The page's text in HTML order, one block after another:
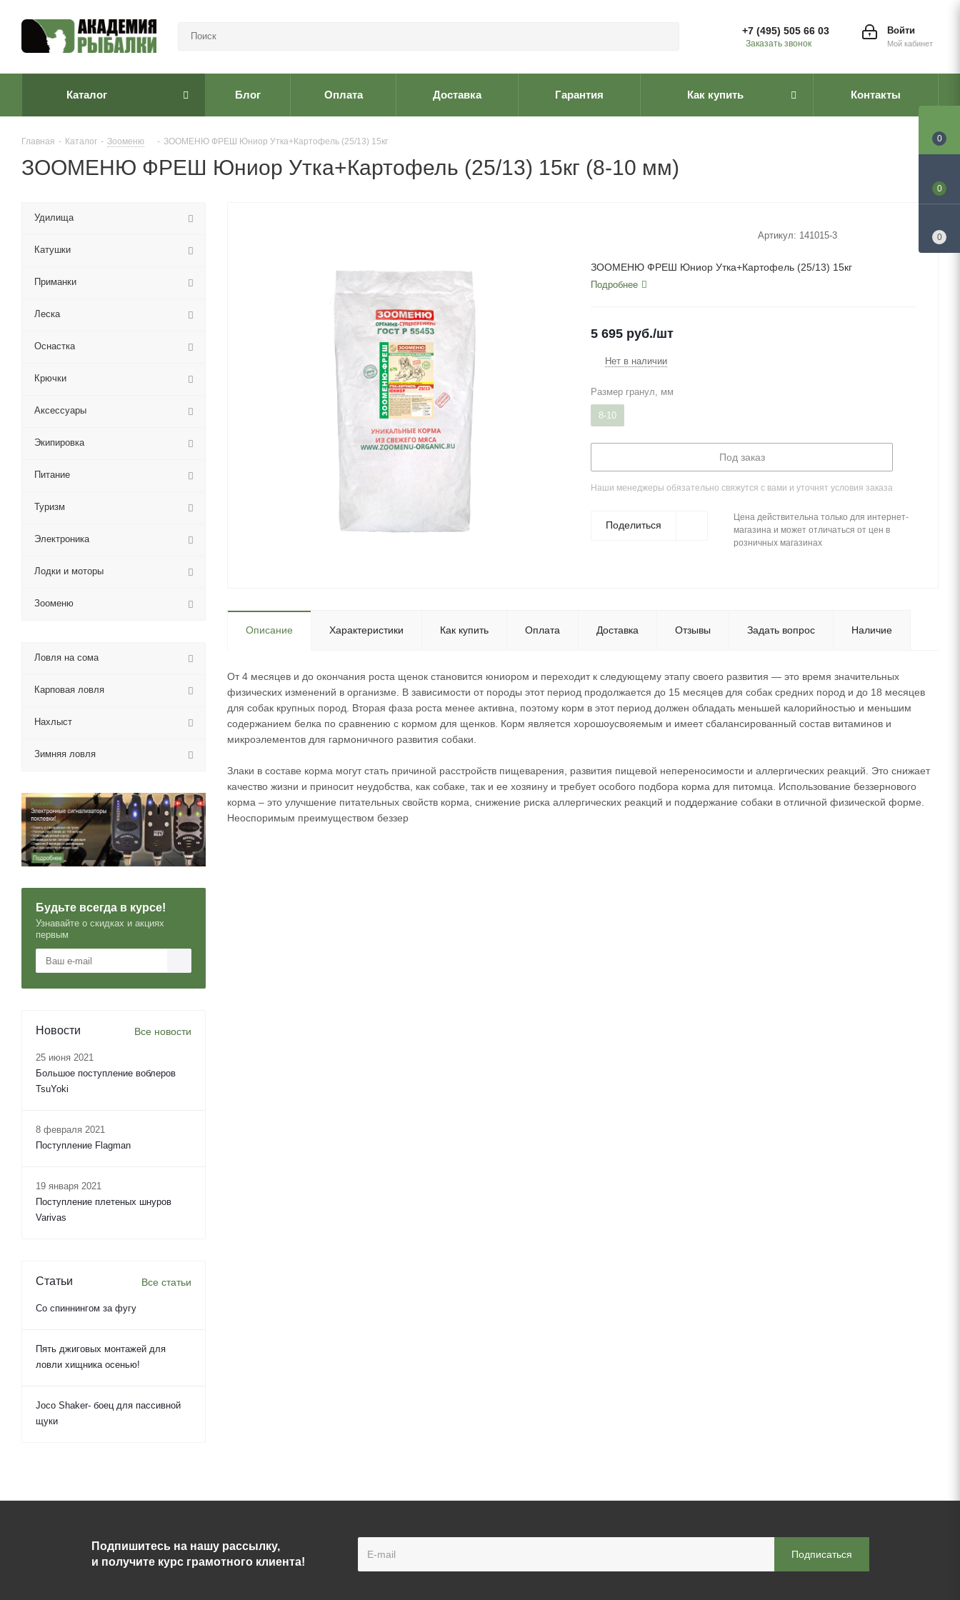
Войти
Мой кабинет
+7 (495) 505 66 03
Заказать звонок
Каталог Блог Оплата Доставка Гарантия Как купить Контакты
Главная - Каталог - Зооменю - ЗООМЕНЮ ФРЕШ Юниор Утка+Картофель (25/13) 15кг
ЗООМЕНЮ ФРЕШ Юниор Утка+Картофель (25/13) 15кг (8-10 мм)
Артикул: 141015-3
ЗООМЕНЮ ФРЕШ Юниор Утка+Картофель (25/13) 15кг
Подробнее
5 695 руб./шт
Нет в наличии
Размер гранул, мм
8-10
Под заказ
Наши менеджеры обязательно свяжутся с вами и уточнят условия заказа
Поделиться
Цена действительна только для интернет-
магазина и может отличаться от цен в
розничных магазинах
Описание Характеристики Как купить Оплата Доставка Отзывы Задать вопрос Наличие
От 4 месяцев и до окончания роста щенок становится юниором и переходит к следующему этапу своего развития — это время значительных
физических изменений в организме. В зависимости от породы этот период продолжается до 15 месяцев для собак средних пород и до 18 месяцев
для собак крупных пород. Вторая фаза роста менее активна, поэтому корм в этот период должен обладать меньшей калорийностью и меньшим
содержанием белка по сравнению с кормом для щенков. Корм является хорошоусвояемым и имеет сбалансированный состав витаминов и
микроэлементов для гармоничного развития собаки.
Злаки в составе корма могут стать причиной расстройств пищеварения, развития пищевой непереносимости и аллергических реакций. Это снижает
качество жизни и приносит неудобства, как собаке, так и ее хозяину и требует особого подбора корма для питомца. Использование беззернового
корма – это улучшение питательных свойств корма, снижение риска аллергических реакций и поддержание собаки в отличной физической форме.
Неоспоримым преимуществом беззер
Удилища
Катушки
Приманки
Леска
Оснастка
Крючки
Аксессуары
Экипировка
Питание
Туризм
Электроника
Лодки и моторы
Зооменю
Ловля на сома
Карповая ловля
Нахлыст
Зимняя ловля
Будьте всегда в курсе!
Узнавайте о скидках и акциях
первым
Новости Все новости
25 июня 2021
Большое поступление воблеров
TsuYoki
8 февраля 2021
Поступление Flagman
19 января 2021
Поступление плетеных шнуров
Varivas
Статьи Все статьи
Со спиннингом за фугу
Пять джиговых монтажей для
ловли хищника осенью!
Joco Shaker- боец для пассивной
щуки
Подпишитесь на нашу рассылку,
и получите курс грамотного клиента!
0
0
0